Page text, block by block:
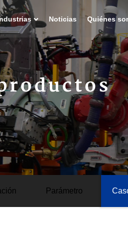
Noticias Quiénes
Parámetro